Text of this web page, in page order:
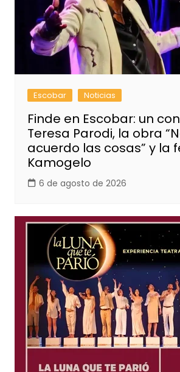
Escobar Noticias
Finde en Escobar: un
Teresa Parodi, la obra
acuerdo las cosas” y la
Kamogelo
6 de agosto de 2026